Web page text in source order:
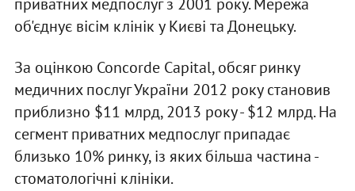
об'єднує вісім клінік у Києві та Донецьку.
За оцінкою Concorde Capital, обсяг ринку
медичних послуг України 2012 року становив
приблизно $11 млрд, 2013 року - $12 млрд. На
сегмент приватних медпослуг припадає
близько 10% ринку, із яких більша частина -
стоматологічні клініки.